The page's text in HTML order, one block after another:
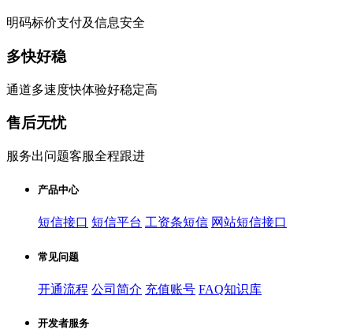
明码标价支付及信息安全
多快好稳
通道多速度快体验好稳定高
售后无忧
服务出问题客服全程跟进
产品中心
短信接口 短信平台 工资条短信 网站短信接口
常见问题
开通流程 公司简介 充值账号 FAQ知识库
开发者服务